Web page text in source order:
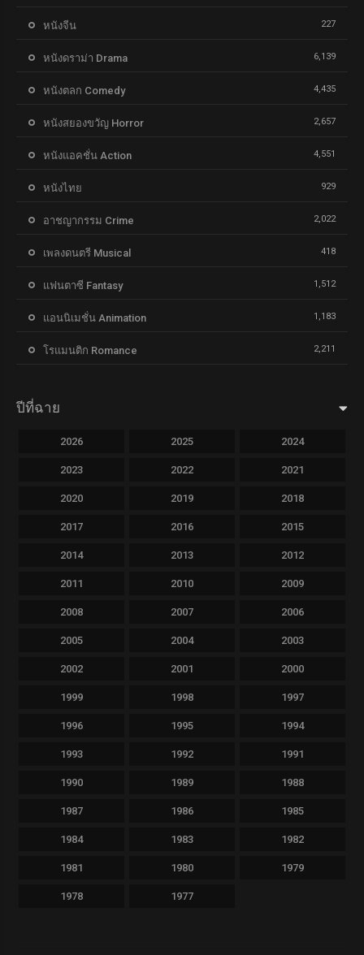
หนังจีน 227
หนังดราม่า Drama 6,139
หนังตลก Comedy 4,435
หนังสยองขวัญ Horror 2,657
หนังแอคชั่น Action 4,551
หนังไทย 929
อาชญากรรม Crime 2,022
เพลงดนตรี Musical 418
แฟนตาซี Fantasy 1,512
แอนนิเมชั่น Animation 1,183
โรแมนติก Romance 2,211
ปีที่ฉาย
2026 2025 2024
2023 2022 2021
2020 2019 2018
2017 2016 2015
2014 2013 2012
2011 2010 2009
2008 2007 2006
2005 2004 2003
2002 2001 2000
1999 1998 1997
1996 1995 1994
1993 1992 1991
1990 1989 1988
1987 1986 1985
1984 1983 1982
1981 1980 1979
1978 1977